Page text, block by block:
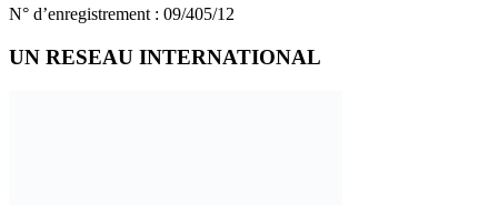
N° d’enregistrement : 09/405/12
UN RESEAU INTERNATIONAL